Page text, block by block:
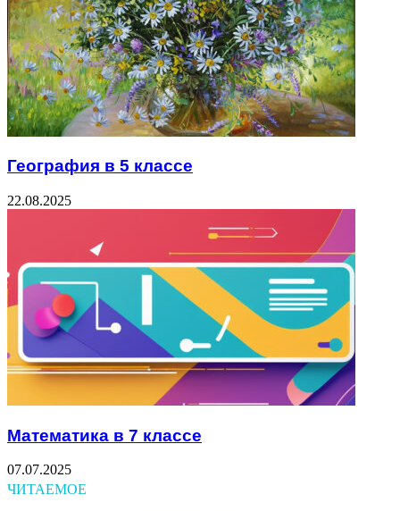
География в 5 классе
22.08.2025
Математика в 7 классе
07.07.2025
ЧИТАЕМОЕ